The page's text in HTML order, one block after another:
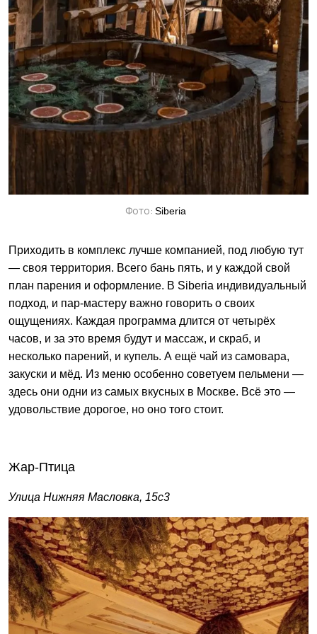
Фото: Siberia
Приходить в комплекс лучше компанией, под любую тут
— своя территория. Всего бань пять, и у каждой свой
план парения и оформление. В Siberia индивидуальный
подход, и пар-мастеру важно говорить о своих
ощущениях. Каждая программа длится от четырёх
часов, и за это время будут и массаж, и скраб, и
несколько парений, и купель. А ещё чай из самовара,
закуски и мёд. Из меню особенно советуем пельмени —
здесь они одни из самых вкусных в Москве. Всё это —
удовольствие дорогое, но оно того стоит.
Жар-Птица
Улица Нижняя Масловка, 15с3